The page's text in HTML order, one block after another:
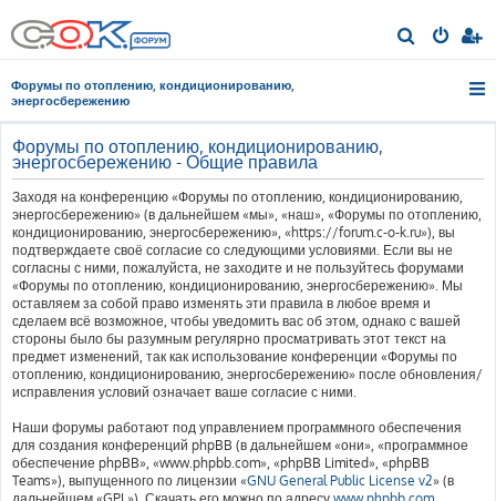
о
Форумы по отоплению, кондиционированию,
энергосбережению
Форумы по отоплению, кондиционированию,
энергосбережению - Общие правила
Заходя на конференцию «Форумы по отоплению, кондиционированию,
энергосбережению» (в дальнейшем «мы», «наш», «Форумы по отоплению,
кондиционированию, энергосбережению», «https://forum.c-o-k.ru»), вы
подтверждаете своё согласие со следующими условиями. Если вы не
согласны с ними, пожалуйста, не заходите и не пользуйтесь форумами
«Форумы по отоплению, кондиционированию, энергосбережению». Мы
оставляем за собой право изменять эти правила в любое время и
сделаем всё возможное, чтобы уведомить вас об этом, однако с вашей
стороны было бы разумным регулярно просматривать этот текст на
предмет изменений, так как использование конференции «Форумы по
отоплению, кондиционированию, энергосбережению» после обновления/
исправления условий означает ваше согласие с ними.
Наши форумы работают под управлением программного обеспечения
для создания конференций phpBB (в дальнейшем «они», «программное
обеспечение phpBB», «www.phpbb.com», «phpBB Limited», «phpBB
Teams»), выпущенного по лицензии «GNU General Public License v2» (в